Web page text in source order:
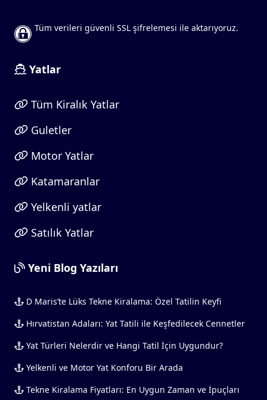
Tüm verileri güvenli SSL şifrelemesi ile aktarıyoruz.
Yatlar
Tüm Kiralık Yatlar
Guletler
Motor Yatlar
Katamaranlar
Yelkenli yatlar
Satılık Yatlar
Yeni Blog Yazıları
D Maris’te Lüks Tekne Kiralama: Özel Tatilin Keyfi
Hırvatistan Adaları: Yat Tatili ile Keşfedilecek Cennetler
Yat Türleri Nelerdir ve Hangi Tatil İçin Uygundur?
Yelkenli ve Motor Yat Konforu Bir Arada
Tekne Kiralama Fiyatları: En Uygun Zaman ve İpuçları